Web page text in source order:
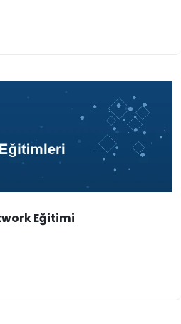
Eğitimi